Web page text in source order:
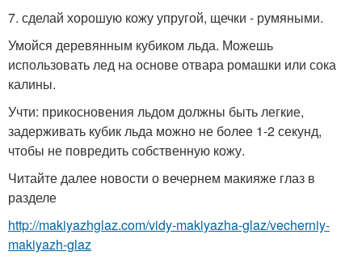
7. сделай хорошую кожу упругой, щечки - румяными.
Умойся деревянным кубиком льда. Можешь
использовать лед на основе отвара ромашки или сока
калины.
Учти: прикосновения льдом должны быть легкие,
задерживать кубик льда можно не более 1-2 секунд,
чтобы не повредить собственную кожу.
Читайте далее новости о вечернем макияже глаз в
разделе
http://makiyazhglaz.com/vidy-makiyazha-glaz/vecherniy-
makiyazh-glaz